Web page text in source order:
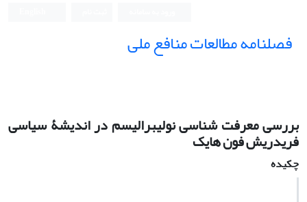
فصلنامه مطالعات منافع ملی
بررسی معرفت شناسی نولیبرالیسم در اندیشۀ سیاسی
فریدریش فون هایک
چکیده